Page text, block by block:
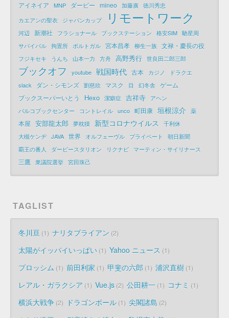
アイネイア
MNP ダービー mineo 加藤廣 徳川秀忠
カエアンの聖衣
ジャパンカップ リモートワーク
河辺 新潮社 フラショナール ブックステーション 格安SIM 馳星周
サバイバル 拘置所 ポルトガル 宮本昌孝 柳生一族 文禄・慶長の役
フジキセキ うんち 山本一力 方舟 高野秀行 世良田二郎三郎
ブックオフ youtube 戦国時代 古本 カジノ
ドラクエ
slack
ダン・シモンズ 劉慈欣 マスク 目 幻冬舎 ゲーム
ブックスーパーいとう
Hexo 潔癖症 吉祥寺
アヘン
パルコブックセンター
コントレイル unco 町田康 垣根涼介 薬
本屋 安部龍太郎 夢枕獏 新型コロナウイルス
千利休
大槻ケンヂ JAVA 世界 オルフェーヴル プライベート
朝日新聞
覇王の番人
ダービースタリオン リクナビ マーティン・サイリナース
三鷹 衆議院選挙 宮田珠己
TAGLIST
冬川亘 1 ナリタブライアン 2
太陽がイッパイいっぱい 1 Yahoo ニュース 1
プロッシム 1 前田利家 1 甲斐の六郎 1 浦沢直樹 1
レアル・ガラクシア 1 Vue.js 2 公田耕一 1 コナミ 1
横浜大戦争 2 ドラゴンボール 1 尖閣諸島 2